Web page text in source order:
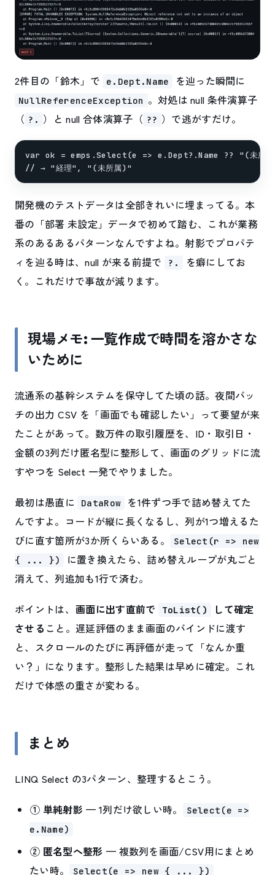
2件目の「鈴木」で e.Dept.Name を辿った瞬間に
NullReferenceException 。対処は null 条件演算子
（ ?. ）と null 合体演算子（ ?? ）で逃がすだけ。
var ok = emps.Select(e => e.Dept?.Name ?? "(未
開発機のテストデータは全部きれいに埋まってる。本
番の「部署 未設定」データで初めて踏む、これが業務
系のあるあるパターンなんですよね。射影でプロパテ
ィを辿る時は、null が来る前提で
?.
を癖にしてお
く。これだけで事故が減ります。
現場メモ: 一覧作成で時間を溶かさな
いために
流通系の基幹システムを保守してた頃の話。夜間バッ
チの出力 CSV を「画面でも確認したい」って要望が来
たことがあって。数万件の取引履歴を、ID・取引日・
金額の3列だけ匿名型に整形して、画面のグリッドに流
すやつを Select 一発でやりました。
最初は愚直に DataRow
を1件ずつ手で詰め替えてた
んですよ。コードが縦に長くなるし、列が1つ増えるた
びに直す箇所が3か所くらいある。
Select(r => new
{ ... })
に置き換えたら、詰め替えループが丸ごと
消えて、列追加も1行で済む。
ポイントは、 画面に出す直前で ToList()
して確定
させる こと。遅延評価のまま画面のバインドに渡す
と、スクロールのたびに再評価が走って「なんか重
い？」になります。整形した結果は早めに確定。これ
だけで体感の重さが変わる。
まとめ
LINQ Select の3パターン、整理するとこう。
① 単純射影 — 1列だけ欲しい時。
Select(e =>
e.Name)
② 匿名型へ整形 — 複数列を画面/CSV用にまとめ
たい時。
Select(e => new { ... })